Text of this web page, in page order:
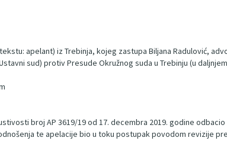
apelant) iz Trebinja, kojeg zastupa Biljana Radulović,
sud) protiv Presude Okružnog suda u Trebinju (u
broj AP 3619/19 od 17. decembra 2019. godine
te apelacije bio u toku postupak povodom revizije